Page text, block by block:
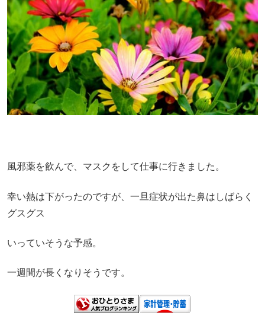
風邪薬を飲んで、マスクをして仕事に行きました。
幸い熱は下がったのですが、一旦症状が出た鼻はしばらく
グスグス
いっていそうな予感。
一週間が長くなりそうです。